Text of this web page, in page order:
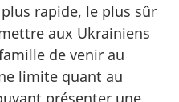
rapide, le plus sûr
aux Ukrainiens
de venir au
limite quant au
présenter une